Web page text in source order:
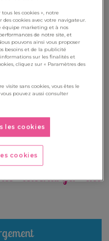
imprimer des étiquettes de
que de se les procurer dans
suffisamment épais et
aux enfants de colorier
On n’oublie pas de
et de celui qui offre ! Ce
vont adorer faire des petits
qui permettra d’attacher
télécharger dès
les cookies », notre
cookies avec votre navigateur.
équipe marketing et à nos
de notre site, et
pouvons ainsi vous proposer
besoins et de la publicité
sur les finalités et
cliquez sur « Paramètres des
visite sans cookies, vous êtes le
pouvez aussi consulter
les cookies
cookies